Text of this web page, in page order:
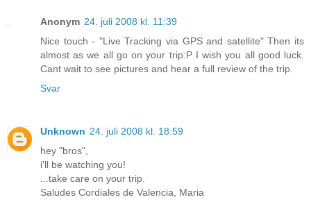
Anonym 24. juli 2008 kl. 11:39
Nice touch - "Live Tracking via GPS and satellite" Then its
almost as we all go on your trip:P I wish you all good luck.
Cant wait to see pictures and hear a full review of the trip.
Svar
Unknown 24. juli 2008 kl. 18:59
hey "bros",
i'll be watching you!
...take care on your trip.
Saludes Cordiales de Valencia, Maria